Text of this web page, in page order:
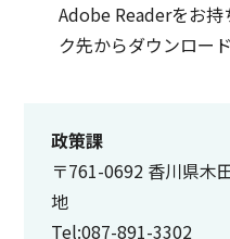
Adobe Readerをお
ク先からダウンロー
政策課
〒761-0692 香川県木
地
Tel:087-891-3302